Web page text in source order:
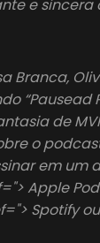
e sincera
Branca,
“Pausead
de
o
em um
Apple
Spotify